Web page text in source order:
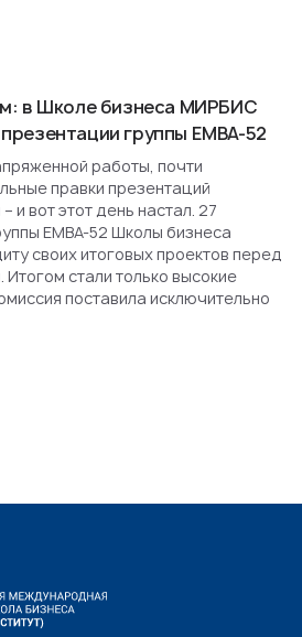
в Школе бизнеса МИРБИС
группы EMBA-52
работы, почти
правки презентаций
и вот этот день настал. 27
EMBA-52 Школы бизнеса
своих итоговых проектов перед
Итогом стали только высокие
поставила исключительно